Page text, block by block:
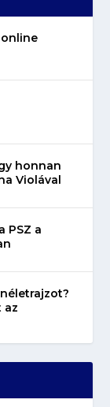
honnan
Violával
PSZ a
az